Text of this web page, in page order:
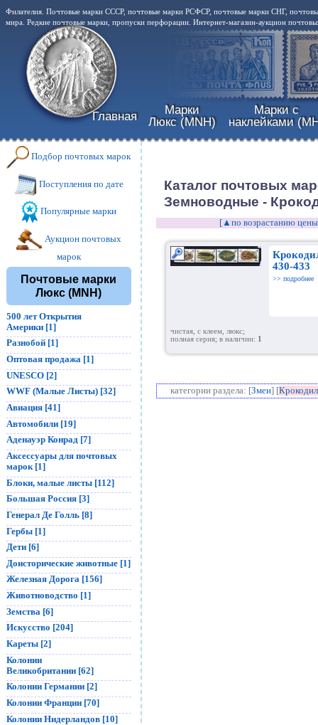
Филателия. Почтовые марки СССР, почтовые марки РСФСР, почтовые марки СНГ,
мира. Редкие почтовые марки, пропуски перфорации. Интернет-магазин-аукцион
Главная
Марки
Люкс (MNH)
Марки с
наклейками
Подбор почтовых марок
Поступления по дате
Популярные марки
Аукцион почтовых
марок
Почтовые марки
Люкс (MNH)
500 лет Открытия
Америки [1]
Разнобой [1]
Оптовая продажа [1]
UNESCO [2]
WWF (Малые Листы) [32]
Авиация [41]
Автомобили [19]
Аденауэр Конрад [7]
Аксессуары для почтовых
марок [1]
Блоки, малые листы [112]
Большая Россия [3]
Генерал Де Голль [8]
Гербы [1]
Дети [6]
Доисторические животные [1]
Железная Дорога [156]
Животноводство [1]
Земства [6]
Искусство [204]
Кареты [2]
Колонии
Великобритании [62]
Колонии Германии [2]
Колонии Франции [70]
Колонии Нидерландов [10]
Каталог почтовых
Земноводные -
[▲по возрастанию
430-433
>> подробнее
чистая, с клеем, люкс;
полная серия; в наличии: 1
категории раздела: [Змеи] [